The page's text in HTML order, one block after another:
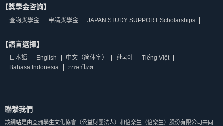
【獎學金咨詢】
查詢獎學金 申請獎學金 JAPAN STUDY SUPPORT Scholarships
【語言選擇】
日本語 English 中文（简体字） 한국어
Tiếng Việt
Bahasa Indonesia
ภาษาไทย
聯繫我們
該網站是由亞洲學生文化協會（公益財團法人）和倍楽生（倍樂生）股份有限公司共同